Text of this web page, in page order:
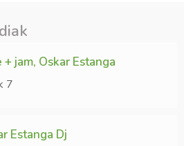
jam, Oskar Estanga
7
Estanga Dj